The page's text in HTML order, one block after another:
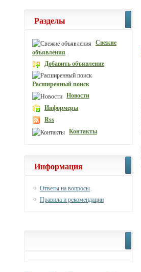
Разделы
Свежие
объявления
Добавить объявление
Расширенный поиск
Новости
Информеры
Rss
Контакты
Информация
Ответы на вопросы
Правила и рекомендации